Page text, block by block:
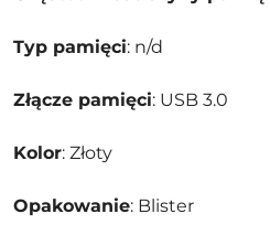
Typ pamięci: n/d
Złącze pamięci: USB 3.0
Kolor: Złoty
Opakowanie: Blister